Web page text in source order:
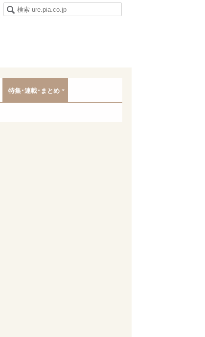
特集･連載･まとめ